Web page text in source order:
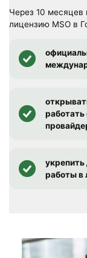
Через 10 месяцев
лицензию MSO в
укрепить
работы в